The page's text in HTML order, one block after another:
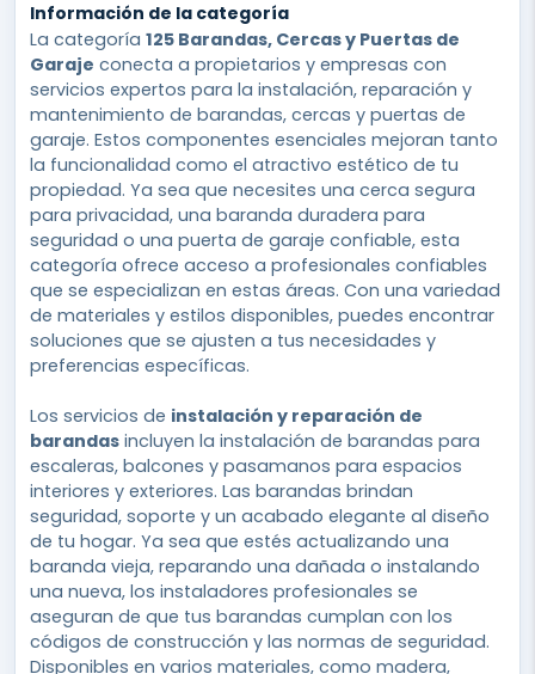
Información de la categoría
La categoría 125 Barandas, Cercas y Puertas de
Garaje conecta a propietarios y empresas con
servicios expertos para la instalación, reparación y
mantenimiento de barandas, cercas y puertas de
garaje. Estos componentes esenciales mejoran tanto
la funcionalidad como el atractivo estético de tu
propiedad. Ya sea que necesites una cerca segura
para privacidad, una baranda duradera para
seguridad o una puerta de garaje confiable, esta
categoría ofrece acceso a profesionales confiables
que se especializan en estas áreas. Con una variedad
de materiales y estilos disponibles, puedes encontrar
soluciones que se ajusten a tus necesidades y
preferencias específicas.
Los servicios de instalación y reparación de
barandas incluyen la instalación de barandas para
escaleras, balcones y pasamanos para espacios
interiores y exteriores. Las barandas brindan
seguridad, soporte y un acabado elegante al diseño
de tu hogar. Ya sea que estés actualizando una
baranda vieja, reparando una dañada o instalando
una nueva, los instaladores profesionales se
aseguran de que tus barandas cumplan con los
códigos de construcción y las normas de seguridad.
Disponibles en varios materiales, como madera,